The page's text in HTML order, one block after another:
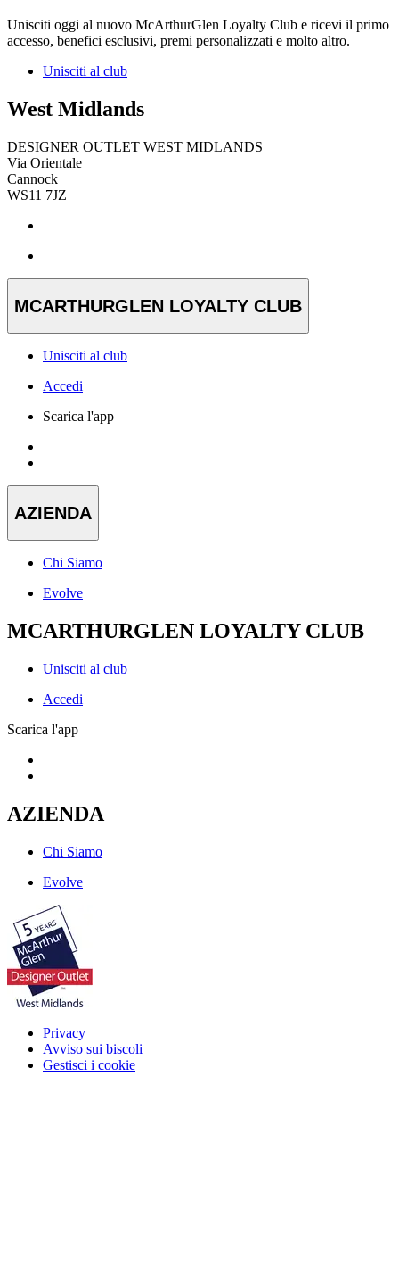
Unisciti oggi al nuovo McArthurGlen Loyalty Club e ricevi il primo
accesso, benefici esclusivi, premi personalizzati e molto altro.
Unisciti al club
West Midlands
DESIGNER OUTLET WEST MIDLANDS
Via Orientale
Cannock
WS11 7JZ
MCARTHURGLEN LOYALTY CLUB
Unisciti al club
Accedi
Scarica l'app
AZIENDA
Chi Siamo
Evolve
MCARTHURGLEN LOYALTY CLUB
Unisciti al club
Accedi
Scarica l'app
AZIENDA
Chi Siamo
Evolve
Privacy
Avviso sui biscoli
Gestisci i cookie